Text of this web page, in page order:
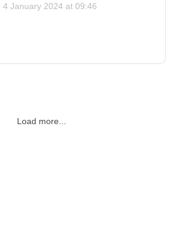
4 January 2024 at 09:46
Load more...